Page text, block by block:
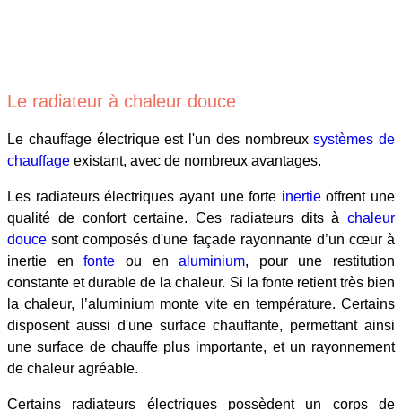
Le radiateur à chaleur douce
Le chauffage électrique est l'un des nombreuxsystèmes de
chauffage existant, avec de nombreux avantages.
Les radiateurs électriques ayant une forte inertieoffrent une
qualité de confort certaine. Ces radiateurs dits à chaleur
douce sont composés d'une façade rayonnante d’un cœur à
inertie enfonte ou enaluminium, pour une restitution
constante et durable de la chaleur. Si la fonte retient très bien
la chaleur, l’aluminium monte vite en température. Certains
disposent aussi d'une surface chauffante, permettant ainsi
une surface de chauffe plus importante, et un rayonnement
de chaleur agréable.
Certains radiateurs électriques possèdent un corps de